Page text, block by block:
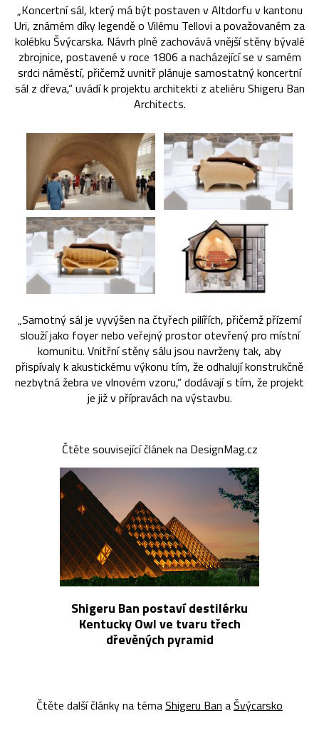
„Koncertní sál, který má být postaven v Altdorfu v kantonu
Uri, známém díky legendě o Vilému Tellovi a považovaném za
kolébku Švýcarska. Návrh plně zachovává vnější stěny bývalé
zbrojnice, postavené v roce 1806 a nacházející se v samém
srdci náměstí, přičemž uvnitř plánuje samostatný koncertní
sál z dřeva,“ uvádí k projektu architekti z ateliéru Shigeru Ban
Architects.
„Samotný sál je vyvýšen na čtyřech pilířích, přičemž přízemí
slouží jako foyer nebo veřejný prostor otevřený pro místní
komunitu. Vnitřní stěny sálu jsou navrženy tak, aby
přispívaly k akustickému výkonu tím, že odhalují konstrukčně
nezbytná žebra ve vlnovém vzoru,“ dodávají s tím, že projekt
je již v přípravách na výstavbu.
Čtěte související článek na DesignMag.cz
Shigeru Ban postaví destilérku
Kentucky Owl ve tvaru třech
dřevěných pyramid
Čtěte další články na témaShigeru Ban aŠvýcarsko